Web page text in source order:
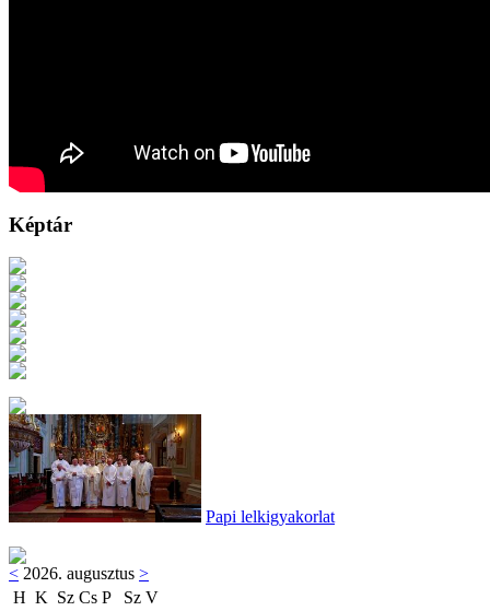
Képtár
Papi lelkigyakorlat
< 2026. augusztus >
H K Sz Cs P Sz V